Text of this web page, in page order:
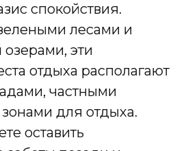
спокойствия.
лесами и
эти
отдыха располагают
частными
для отдыха.
оставить